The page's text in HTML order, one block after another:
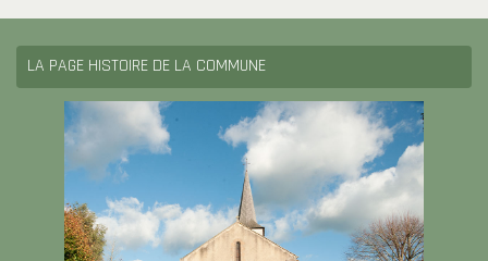
LA PAGE HISTOIRE DE LA COMMUNE